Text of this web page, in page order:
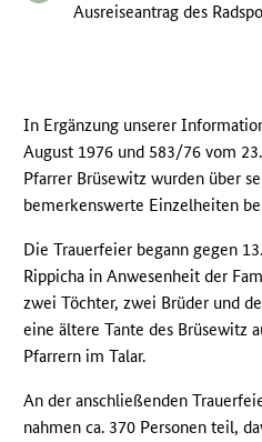
Ausreiseantrag des
In Ergänzung unserer
August 1976 und 583/76 vom
Pfarrer Brüsewitz wurden über
bemerkenswerte Einzelheiten
Die Trauerfeier begann gegen
Rippicha in Anwesenheit der
zwei Töchter, zwei Brüder und
eine ältere Tante des Brüsewitz
Pfarrern im Talar.
An der anschließenden
nahmen ca. 370 Personen teil,